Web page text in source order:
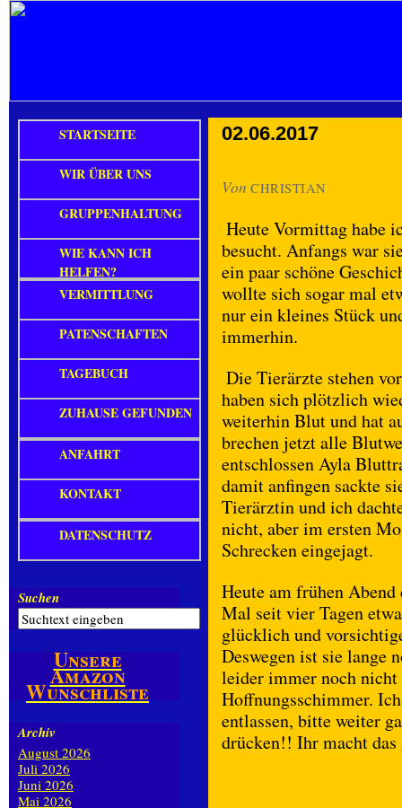
02.06.2017
Von CHRISTIAN
Heute Vormittag habe
besucht. Anfangs war
ein paar schöne
wollte sich sogar mal
nur ein kleines Stück
immerhin.
Die Tierärzte stehen
haben sich plötzlich
weiterhin Blut und hat
brechen jetzt alle
entschlossen Ayla
damit anfingen sackte
Tierärztin und ich
nicht, aber im ersten
Schrecken eingejagt.
Heute am frühen
Mal seit vier Tagen
glücklich und
Deswegen ist sie lange
leider immer noch nicht
Hoffnungsschimmer.
entlassen, bitte weiter
drücken!! Ihr macht
STARTSEITE
WIR ÜBER UNS
GRUPPENHALTUNG
WIE KANN ICH
HELFEN?
VERMITTLUNG
PATENSCHAFTEN
TAGEBUCH
ZUHAUSE GEFUNDEN
ANFAHRT
KONTAKT
DATENSCHUTZ
Suchen
Unsere
Amazon
Wunschliste
Archiv
August 2026
Juli 2026
Juni 2026
Mai 2026